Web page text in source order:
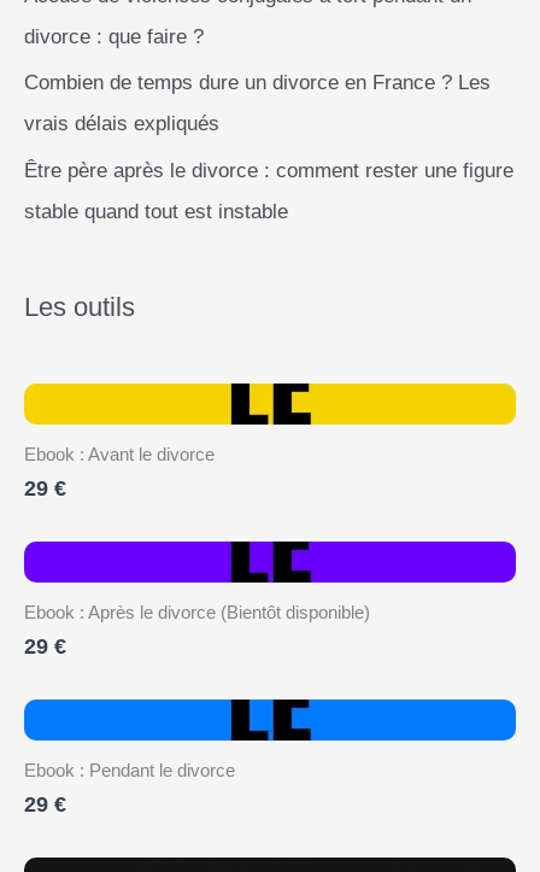
divorce : que faire ?
Combien de temps dure un divorce en France ? Les
vrais délais expliqués
Être père après le divorce : comment rester une figure
stable quand tout est instable
Les outils
Ebook : Avant le divorce
29 €
Ebook : Après le divorce (Bientôt disponible)
29 €
Ebook : Pendant le divorce
29 €